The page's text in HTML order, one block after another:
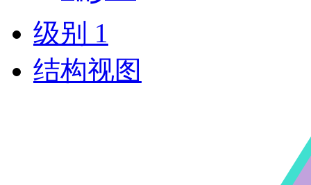
级别 1
结构视图